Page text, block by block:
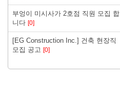
부엉이 미시사가 2호점 직원 모집 합
니다 [0]
[EG Construction Inc.] 건축 현장직
모집 공고 [0]